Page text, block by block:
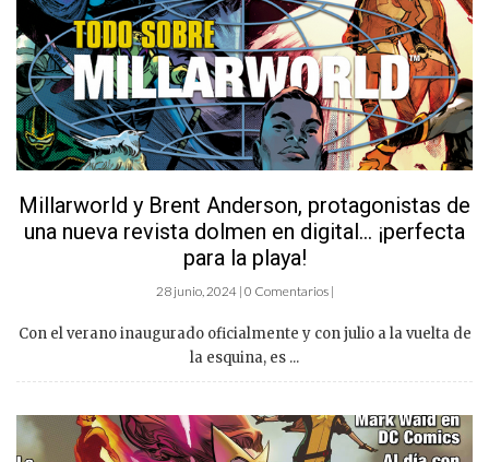
Millarworld y Brent Anderson, protagonistas de
una nueva revista dolmen en digital… ¡perfecta
para la playa!
28 junio, 2024 | 0 Comentarios |
Con el verano inaugurado oficialmente y con julio a la vuelta de
la esquina, es ...